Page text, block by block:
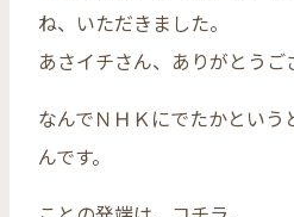
ね、いただきました。
あさイチさん、ありがとうご
なんでＮＨＫにでたかという
んです。